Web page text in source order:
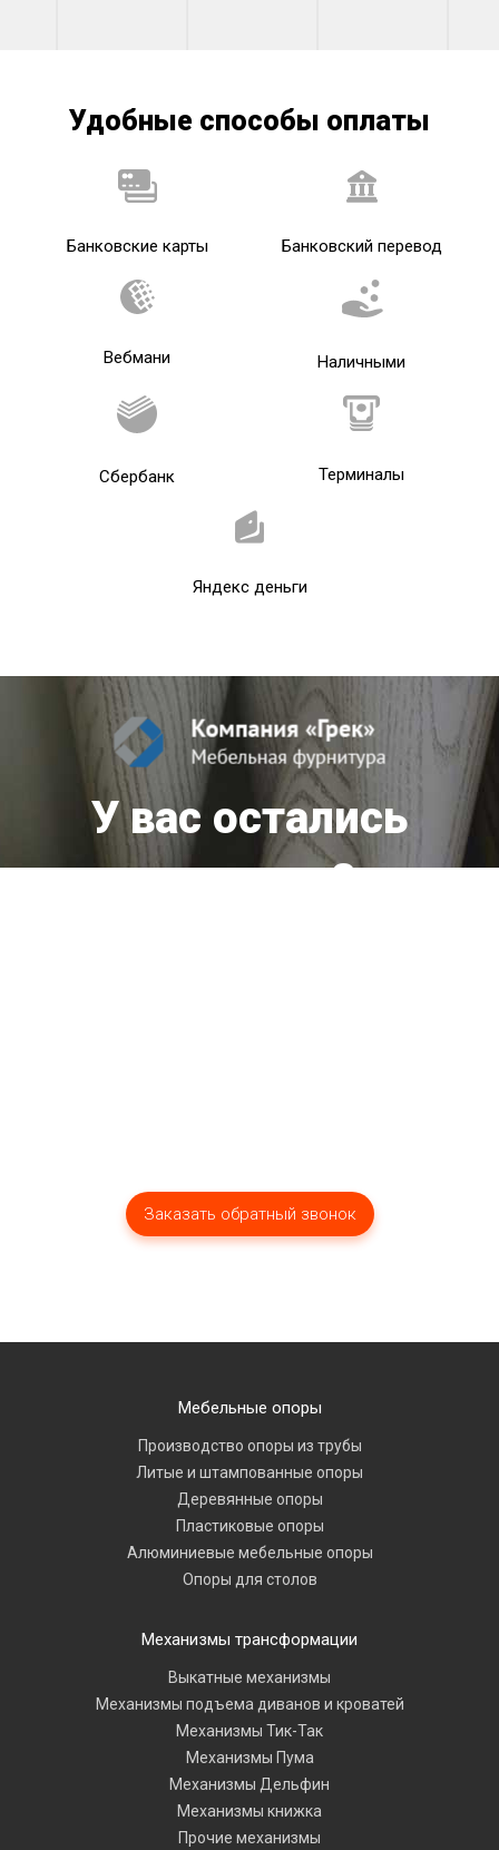
Удобные способы оплаты
Банковские карты Банковский перевод
Вебмани Наличными
Сбербанк Терминалы
Яндекс деньги
У вас остались
вопросы?
Мебельные опоры
Производство опоры из трубы
Литые и штампованные опоры
Деревянные опоры
Пластиковые опоры
Алюминиевые мебельные опоры
Опоры для столов
Механизмы трансформации
Выкатные механизмы
Механизмы подъема диванов и кроватей
Механизмы Тик-Так
Механизмы Пума
Механизмы Дельфин
Механизмы книжка
Прочие механизмы